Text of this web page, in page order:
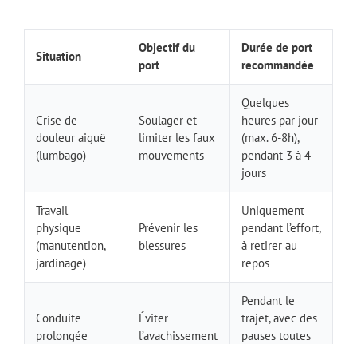
Situation
Objectif du
port
Durée de port
recommandée
Crise de
douleur aiguë
(lumbago)
Soulager et
limiter les faux
mouvements
Quelques
heures par jour
(max. 6-8h),
pendant 3 à 4
jours
Travail
physique
(manutention,
jardinage)
Prévenir les
blessures
Uniquement
pendant l’effort,
à retirer au
repos
Conduite
prolongée
Éviter
l’avachissement
Pendant le
trajet, avec des
pauses toutes